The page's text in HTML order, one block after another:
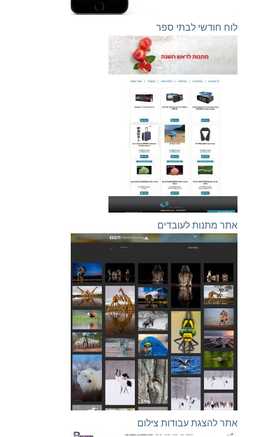
לוח חודשי לבתי ספר
אתר מתנות לעובדים
אתר להצגת עבודות צילום